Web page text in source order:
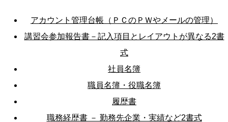
アカウント管理台帳（ＰＣのＰＷやメールの管理）
講習会参加報告書－記入項目とレイアウトが異なる2書
式
社員名簿
職員名簿・役職名簿
履歴書
職務経歴書 － 勤務先企業・実績など2書式